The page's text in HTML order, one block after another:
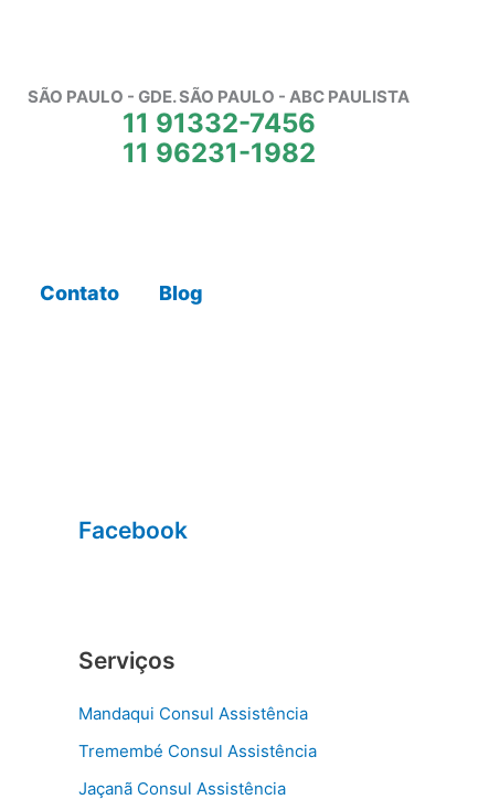
SÃO PAULO - GDE. SÃO PAULO - ABC PAULISTA
11 91332-7456
11 96231-1982
Contato Blog
Facebook
Serviços
Mandaqui Consul Assistência
Tremembé Consul Assistência
Jaçanã Consul Assistência